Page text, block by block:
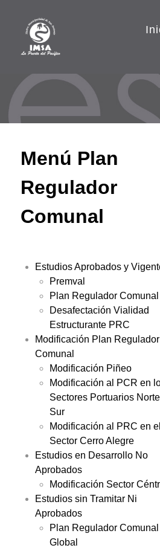
Menú Plan
Regulador
Comunal
Estudios Aprobados y
Premval
Plan Regulador Comunal
Desafectación Vialidad
Estructurante PRC
Modificación Plan Regulador
Comunal
Modificación Piñeo
Modificación al PCR en
Sectores Portuarios
Sur
Modificación al PRC en el
Sector Cerro Alegre
Estudios en Desarrollo No
Aprobados
Modificación Sector
Estudios sin Tramitar Ni
Aprobados
Plan Regulador Comunal
Global